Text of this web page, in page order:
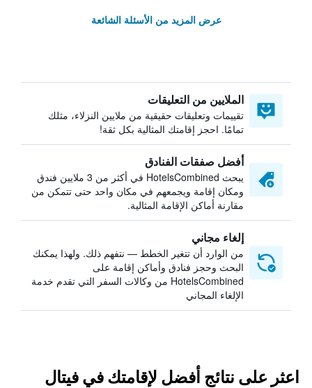
عرض المزيد من الأسئلة الشائعة
الملايين من التعليقات
تقييمات وتعليقات حقيقية من ملايين النزلاء، مثلك
تمامًا. احجز إقامتك المثالية بكل ثقة!
أفضل صفقات الفنادق
يبحث HotelsCombined في أكثر من 3 ملايين فندق
ومكان إقامة ويجمعهم في مكان واحد حتى تتمكن من
مقارنة أماكن الإقامة المثالية.
إلغاء مجاني
من الوارد أن تتغير الخطط — نتفهم ذلك. ولهذا يمكنك
البحث وحجز فنادق وأماكن إقامة على
HotelsCombined من وكالات السفر التي تقدم خدمة
الإلغاء المجاني
اعثر على نتائج أفضل لإقامتك في فيتال